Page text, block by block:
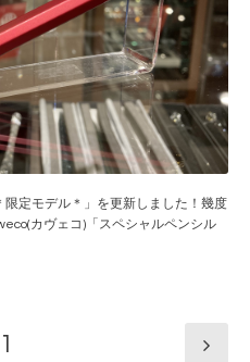
定モデル＊」を更新しました！幾度
カヴェコ)「スペシャルペンシル
1